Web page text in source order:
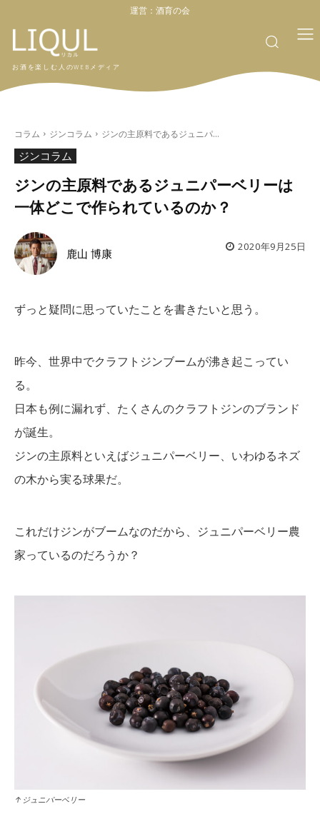
運営： 酒育の会
お酒を楽しむ人のWEBメディア
コラム ジンコラム ジンの主原料であるジュニパ...
ジンコラム
ジンの主原料であるジュニパーベリーは
一体どこで作られているのか？
鹿山 博康 2020年9月25日
ずっと疑問に思っていたことを書きたいと思う。
昨今、世界中でクラフトジンブームが沸き起こってい
る。
日本も例に漏れず、たくさんのクラフトジンのブランド
が誕生。
ジンの主原料といえばジュニパーベリー、いわゆるネズ
の木から実る球果だ。
これだけジンがブームなのだから、ジュニパーベリー農
家っているのだろうか？
↑ジュニパーベリー